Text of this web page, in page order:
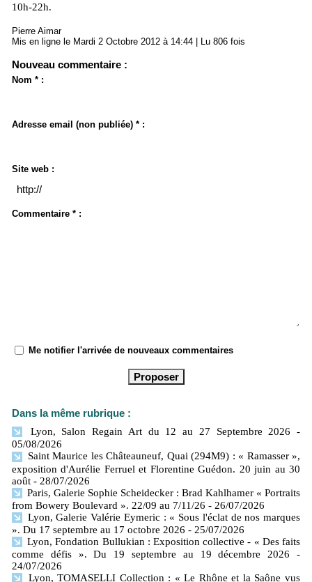
10h-22h.
Pierre Aimar
Mis en ligne le Mardi 2 Octobre 2012 à 14:44 | Lu 806 fois
Nouveau commentaire :
Nom * :
Adresse email (non publiée) * :
Site web :
Commentaire * :
Me notifier l'arrivée de nouveaux commentaires
Dans la même rubrique :
Lyon, Salon Regain Art du 12 au 27 Septembre 2026
-
05/08/2026
Saint Maurice les Châteauneuf, Quai (294M9) : « Ramasser »,
exposition d'Aurélie Ferruel et Florentine Guédon. 20 juin au 30
août - 28/07/2026
Paris, Galerie Sophie Scheidecker : Brad Kahlhamer « Portraits
from Bowery Boulevard ». 22/09 au 7/11/26 - 26/07/2026
Lyon, Galerie Valérie Eymeric : « Sous l'éclat de nos marques
». Du 17 septembre au 17 octobre 2026 - 25/07/2026
Lyon, Fondation Bullukian : Exposition collective - « Des faits
comme défis ». Du 19 septembre au 19 décembre 2026
-
24/07/2026
Lyon, TOMASELLI Collection : « Le Rhône et la Saône vus